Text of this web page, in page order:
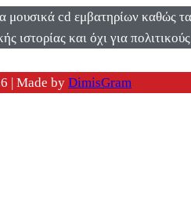
μουσικά cd εμβατηρίων καθώς
ιστορίας και όχι για
| Made by DimisGram